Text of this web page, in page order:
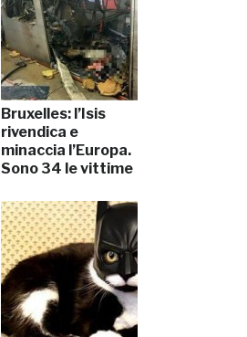
Bruxelles: l’Isis
rivendica e
minaccia l’Europa.
Sono 34 le vittime